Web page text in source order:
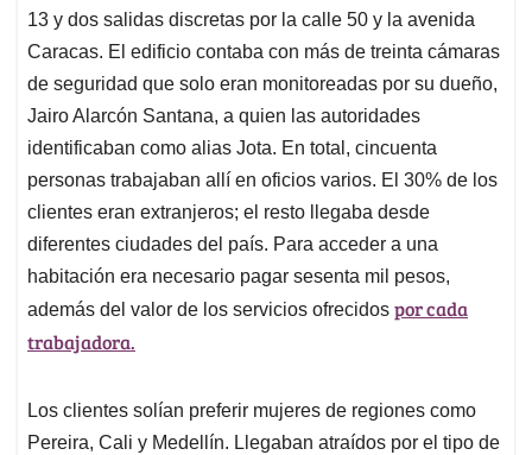
13 y dos salidas discretas por la calle 50 y la avenida
Caracas. El edificio contaba con más de treinta cámaras
de seguridad que solo eran monitoreadas por su dueño,
Jairo Alarcón Santana, a quien las autoridades
identificaban como alias Jota. En total, cincuenta
personas trabajaban allí en oficios varios. El 30% de los
clientes eran extranjeros; el resto llegaba desde
diferentes ciudades del país. Para acceder a una
habitación era necesario pagar sesenta mil pesos,
además del valor de los servicios ofrecidos por cada
trabajadora.
Los clientes solían preferir mujeres de regiones como
Pereira, Cali y Medellín. Llegaban atraídos por el tipo de